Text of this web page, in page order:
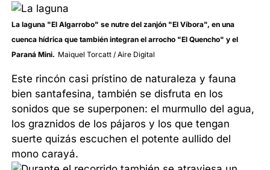
La laguna "El Algarrobo" se nutre del zanjón "El Víbora", en una
cuenca hídrica que también integran el arrocho "El Quencho" y el
Paraná Mini. Maiquel Torcatt / Aire Digital
Este rincón casi prístino de naturaleza y fauna
bien santafesina, también se disfruta en los
sonidos que se superponen: el murmullo del agua,
los graznidos de los pájaros y los que tengan
suerte quizás escuchen el potente aullido del
mono carayá.